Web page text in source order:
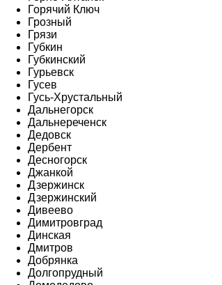
Горячий Ключ
Грозный
Грязи
Губкин
Губкинский
Гурьевск
Гусев
Гусь-Хрустальный
Дальнегорск
Дальнереченск
Дедовск
Дербент
Десногорск
Джанкой
Дзержинск
Дзержинский
Дивеево
Димитровград
Динская
Дмитров
Добрянка
Долгопрудный